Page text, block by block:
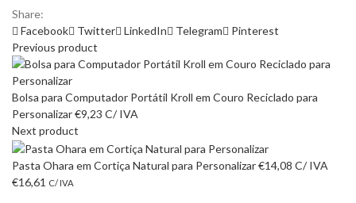
Share:
Facebook
Twitter LinkedIn Telegram
Pinterest
Previous product
Bolsa para Computador Portátil Kroll em Couro Reciclado para
Personalizar€9,23 C/ IVA
Next product
Pasta Ohara em Cortiça Natural para Personalizar€14,08 C/ IVA
€16,61 C/ IVA